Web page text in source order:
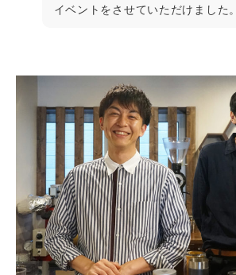
イベントをさせていただけました。